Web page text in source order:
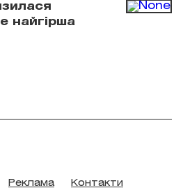
найгірша
Реклама Контакти